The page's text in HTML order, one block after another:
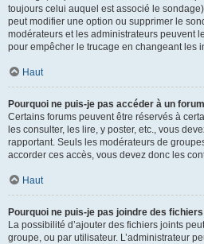
toujours celui auquel est associé le
peut modifier une option ou supprimer le
modérateurs et les administrateurs peuvent
pour empêcher le trucage en changeant les
Haut
Pourquoi ne puis-je pas accéder à un
Certains forums peuvent être réservés à
les consulter, les lire, y poster, etc., vous
rapportant. Seuls les modérateurs de
accorder ces accès, vous devez donc les
Haut
Pourquoi ne puis-je pas joindre des
La possibilité d’ajouter des fichiers joints
groupe, ou par utilisateur. L’administrateur